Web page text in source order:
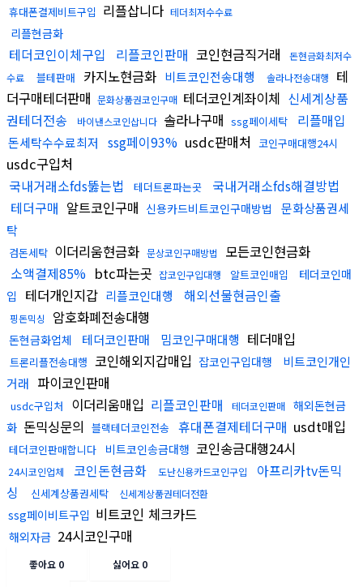
휴대폰결제비트구입 리플삽니다 테더최저수수료
리플현금화
테더코인이체구입 리플코인판매 코인현금직거래
돈현금화최저수
수료
블테판매 카지노현금화 비트코인전송대행 솔라나전송대행
테
더구매테더판매 문화상품권코인구매 테더코인계좌이체 신세계상품
권테더전송
바이낸스코인삽니다 솔라나구매 ssg페이세탁 리플매입
돈세탁수수료최저 ssg페이93% usdc판매처 코인구매대행24시
usdc구입처
국내거래소fds뚫는법
테더트론파는곳
국내거래소fds해결방법
테더구매 알트코인구매 신용카드비트코인구매방법
문화상품권세
탁
검돈세탁 이더리움현금화 문상코인구매방법
모든코인현금화
소액결제85% btc파는곳 잡코인구입대행 알트코인매입
테더코인매
입
테더개인지갑 리플코인대행 해외선물현금인출
핑돈믹싱 암호화폐전송대행
돈현금화업체 테더코인판매 밈코인구매대행 테더매입
트론리플전송대행 코인해외지갑매입 잡코인구입대행
비트코인개인
거래 파이코인판매
usdc구입처 이더리움매입 리플코인판매 테더코인판매 해외돈현금
화 돈믹싱문의 블랙테더코인전송 휴대폰결제테더구매 usdt매입
테더코인판매합니다 비트코인송금대행 코인송금대행24시
24시코인업체 코인돈현금화 도난신용카드코인구입
아프리카tv돈믹
싱
신세계상품권세탁 신세계상품권테더전환
ssg페이비트구입 비트코인 체크카드
해외자금 24시코인구매
좋아요 0 싫어요 0